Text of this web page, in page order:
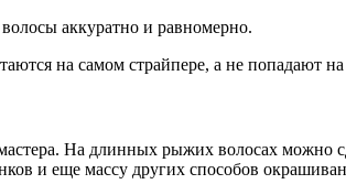
аккуратно и равномерно.
на самом страйпере, а не попадают
На длинных рыжих волосах можно
и еще массу других способов